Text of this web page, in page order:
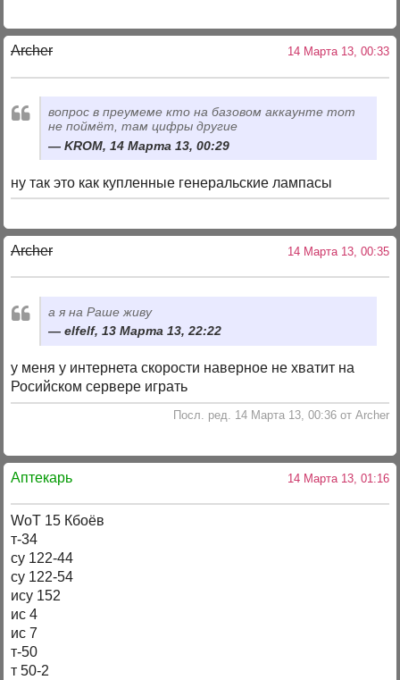
Archer 14 Марта 13, 00:33
вопрос в преумемекто на базовом аккаунте тот
не поймёт, там цифры другие
KROM, 14 Марта 13, 00:29
ну так это как купленные генеральские лампасы
Archer 14 Марта 13, 00:35
а я на Раше живу
elfelf, 13 Марта 13, 22:22
у меня у интернета скорости наверное не хватит на
Росийском сервере играть
Посл. ред. 14 Марта 13, 00:36 от Archer
Аптекарь 14 Марта 13, 01:16
WoT 15 Кбоёв
т-34
су 122-44
су 122-54
ису 152
ис 4
ис 7
т-50
т 50-2